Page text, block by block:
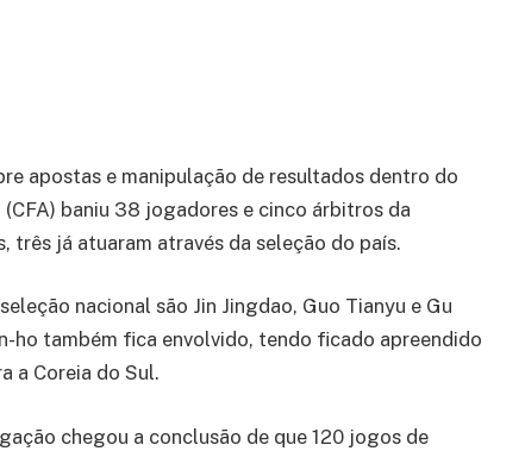
apostas e manipulação de resultados dentro do
baniu 38 jogadores e cinco árbitros da
três já atuaram através da seleção do país.
nacional são Jin Jingdao, Guo Tianyu e Gu
ho também fica envolvido, tendo ficado apreendido
a Coreia do Sul.
chegou a conclusão de que 120 jogos de